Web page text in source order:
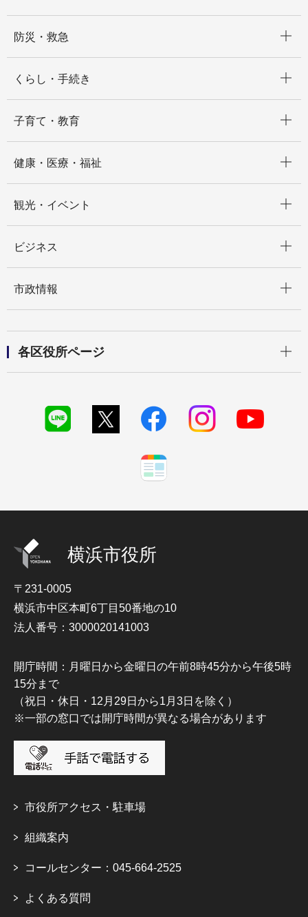
防災・救急
くらし・手続き
子育て・教育
健康・医療・福祉
観光・イベント
ビジネス
市政情報
各区役所ページ
横浜市役所
〒231-0005
横浜市中区本町6丁目50番地の10
法人番号：3000020141003
開庁時間：月曜日から金曜日の午前8時45分から午後5時
15分まで
（祝日・休日・12月29日から1月3日を除く）
※一部の窓口では開庁時間が異なる場合があります
市役所アクセス・駐車場
組織案内
コールセンター：045-664-2525
よくある質問